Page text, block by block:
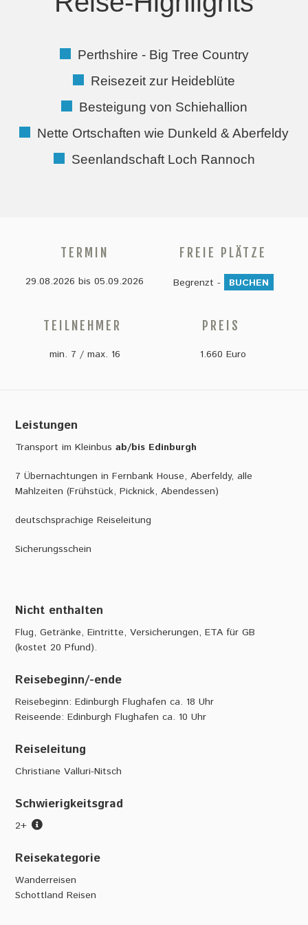
Perthshire - Big Tree Country
Reisezeit zur Heideblüte
Besteigung von Schiehallion
Nette Ortschaften wie Dunkeld & Aberfeldy
Seenlandschaft Loch Rannoch
TERMIN
29.08.2026 bis05.09.2026
FREIE PLÄTZE
Begrenzt - BUCHEN
TEILNEHMER
min. 7 / max. 16
PREIS
1.660 Euro
Leistungen
Transport im Kleinbusab/bis Edinburgh
7 Übernachtungen in Fernbank House, Aberfeldy, alle
Mahlzeiten (Frühstück, Picknick, Abendessen)
deutschsprachige Reiseleitung
Sicherungsschein
Nicht enthalten
Flug, Getränke, Eintritte, Versicherungen, ETA für GB
(kostet 20 Pfund).
Reisebeginn/-ende
Reisebeginn: Edinburgh Flughafen ca. 18 Uhr
Reiseende: Edinburgh Flughafen ca. 10 Uhr
Reiseleitung
Christiane Valluri-Nitsch
Schwierigkeitsgrad
2+
Reisekategorie
Wanderreisen
Schottland Reisen